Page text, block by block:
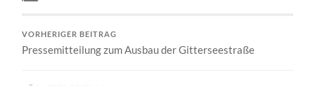
VORHERIGER BEITRAG
Pressemitteilung zum Ausbau der Gitterseestraße